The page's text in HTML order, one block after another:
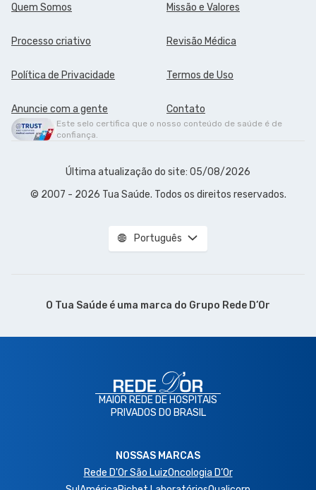
Quem Somos Missão e Valores
Processo criativo Revisão Médica
Política de Privacidade Termos de Uso
Anuncie com a gente Contato
Este selo certifica que o nosso conteúdo de saúde é de
confiança.
Última atualização do site: 05/08/2026
© 2007 - 2026 Tua Saúde. Todos os direitos reservados.
Português
O Tua Saúde é uma marca do Grupo Rede D’Or
MAIOR REDE DE HOSPITAIS
PRIVADOS DO BRASIL
NOSSAS MARCAS
Rede D'Or São LuizOncologia D’Or